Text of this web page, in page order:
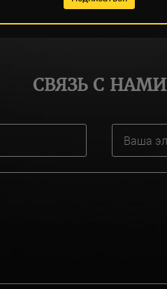
СВЯЗЬ С НАМИ